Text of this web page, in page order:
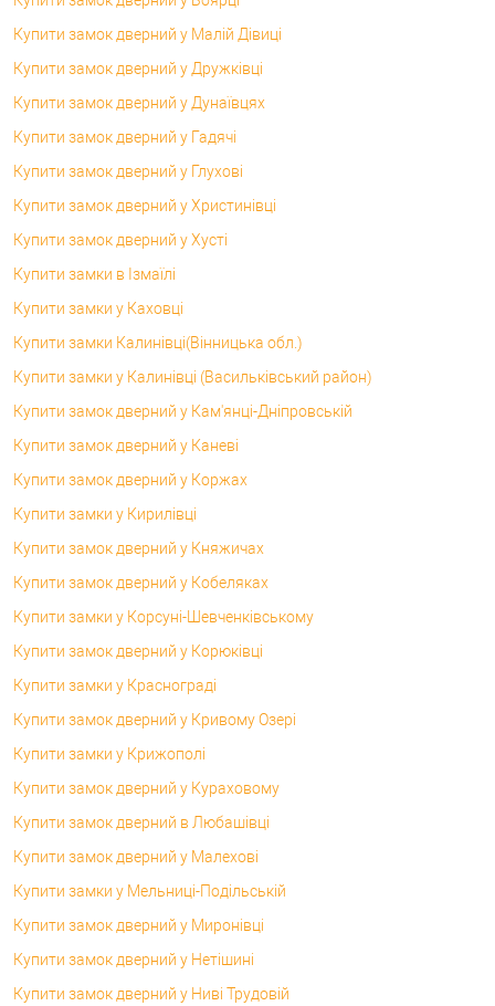
Купити замок дверний у Малій Дівиці
Купити замок дверний у Дружківці
Купити замок дверний у Дунаївцях
Купити замок дверний у Гадячі
Купити замок дверний у Глухові
Купити замок дверний у Христинівці
Купити замок дверний у Хусті
Купити замки в Ізмаїлі
Купити замки у Каховці
Купити замки Калинівці(Вінницька обл.)
Купити замки у Калинівці (Васильківський район)
Купити замок дверний у Кам'янці-Дніпровській
Купити замок дверний у Каневі
Купити замок дверний у Коржах
Купити замки у Кирилівці
Купити замок дверний у Княжичах
Купити замок дверний у Кобеляках
Купити замки у Корсунi-Шевченківському
Купити замок дверний у Корюківці
Купити замки у Краснограді
Купити замок дверний у Кривому Озері
Купити замки у Крижополі
Купити замок дверний у Кураховому
Купити замок дверний в Любашівці
Купити замок дверний у Малехові
Купити замки у Мельниці-Подільській
Купити замок дверний у Миронівці
Купити замок дверний у Нетішині
Купити замок дверний у Ниві Трудовій